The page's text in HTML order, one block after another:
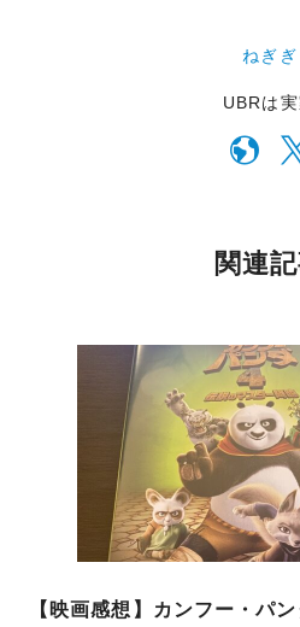
ねぎぎ
UBRは実
関連
【映画感想】カンフー・パ